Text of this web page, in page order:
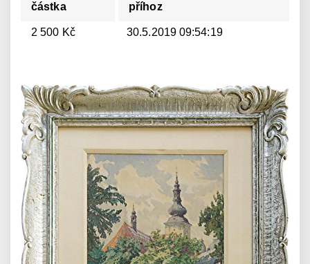
částka příhoz
2 500 Kč 30.5.2019 09:54:19